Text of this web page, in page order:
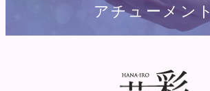
アチューメント